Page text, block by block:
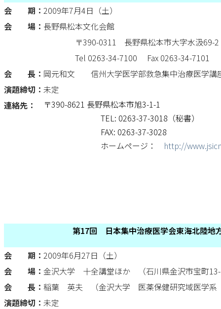
会 期： 2009年7月4日（土）
会 場： 長野県松本文化会館
〒390-0311 長野県松本市大字水汲69-2
Tel 0263-34-7100 Fax 0263-34-7101
会 長： 岡元和文 信州大学医学部救急集中治療医学講
演題締切： 未定
連絡先：
〒390-8621 長野県松本市旭3-1-1
TEL: 0263-37-3018（秘書）
FAX: 0263-37-3028
ホームページ：
http://
第17回 日本集中治療医学会東海北陸地
会 期： 2009年6月27日（土）
会 場： 金沢大学 十全講堂ほか （石川県金沢市宝町
会 長： 稲葉 英夫 （金沢大学 医薬保健研究域医学
演題締切： 未定